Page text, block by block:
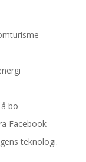
bo
Facebook
teknologi.